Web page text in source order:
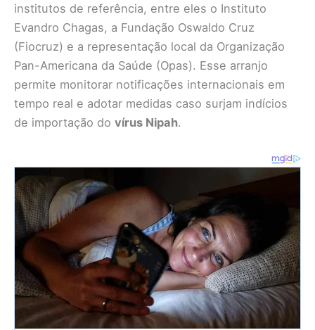
institutos de referência, entre eles o Instituto
Evandro Chagas, a Fundação Oswaldo Cruz
(Fiocruz) e a representação local da Organização
Pan-Americana da Saúde (Opas). Esse arranjo
permite monitorar notificações internacionais em
tempo real e adotar medidas caso surjam indícios
de importação do vírus Nipah.